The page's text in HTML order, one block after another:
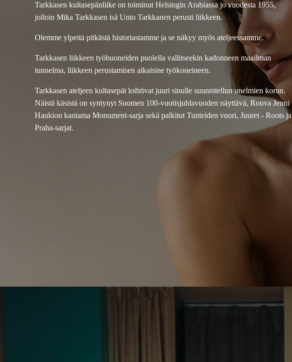
Tarkkasen kultasepänliike on toiminut Helsingin Arabiassa jo vuodesta 1955,
jolloin Mika Tarkkasen isä Unto Tarkkanen perusti liikkeen.
Olemme ylpeitä pitkästä historiastamme ja se näkyy myös ateljeessamme.
Tarkkasen liikkeen työhuoneiden puolella vallitseekin kadonneen maailman
tunnelma, liikkeen perustamisen aikaisine työkoneineen.
Tarkkasen ateljeen kultasepät loihtivat juuri sinulle suunnitellun unelmien korun.
Näistä käsistä on syntynyt Suomen 100-vuotisjuhlavuoden näyttävä, Rouva Jenni
Haukion kantama Monument-sarja sekä palkitut Tunteiden vuori, Juuret - Roots ja
Praha-sarjat.